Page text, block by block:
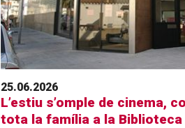
25.06.2026
L’estiu s’omple de cinema,
tota la família a la Biblioteca